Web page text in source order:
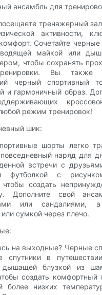
ансамбль для
тренажерный
активности,
Сочетайте
майкой или
чтобы сохранять
Вы также
черный спортивный
и гармоничный образ.
режим тренировок!
шик:
шорты легко
наряд для
встречи с
футболкой с
чтобы создать
Дополните свой
или сандалиями,
сумкой через плечо.
на выходные? Черные
спутники в
дышащей блузкой из
создать
более низких